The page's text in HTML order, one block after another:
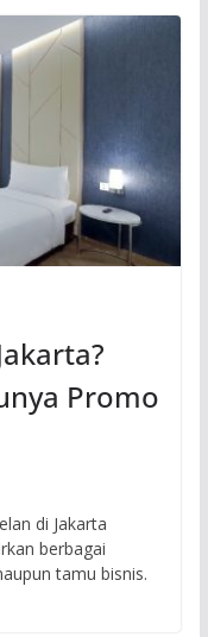
Promo
di Jakarta
berbagai
tamu bisnis.